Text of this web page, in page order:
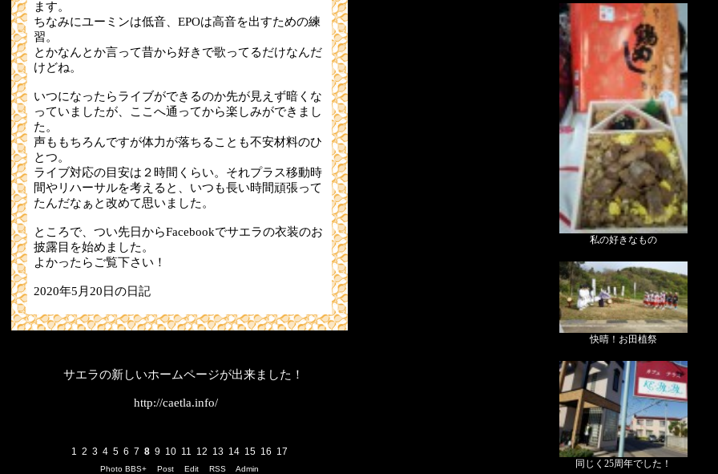
ます。
ちなみにユーミンは低音、EPOは高音を出すための練
習。
とかなんとか言って昔から好きで歌ってるだけなんだ
けどね。
いつになったらライブができるのか先が見えず暗くな
っていましたが、ここへ通ってから楽しみができまし
た。
声ももちろんですが体力が落ちることも不安材料のひ
とつ。
ライブ対応の目安は２時間くらい。それプラス移動時
間やリハーサルを考えると、いつも長い時間頑張って
たんだなぁと改めて思いました。
ところで、つい先日からFacebookでサエラの衣装のお
披露目を始めました。
よかったらご覧下さい！
2020年5月20日の日記
サエラの新しいホームページが出来ました！
http://caetla.info/
1 2 3 4 5 6 7 8 9 10 11 12 13 14 15 16 17
Photo BBS+ Post Edit RSS Admin
私の好きなもの
快晴！お田植祭
同じく25周年でした！